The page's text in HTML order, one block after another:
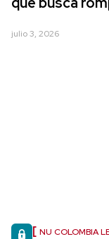
julio 3, 2026
NU COLOMBIA